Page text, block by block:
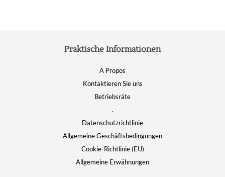
Praktische Informationen
A Propos
Kontaktieren Sie uns
Betriebsräte
.
Datenschutzrichtlinie
Allgemeine Geschäftsbedingungen
Cookie-Richtlinie (EU)
Allgemeine Erwähnungen